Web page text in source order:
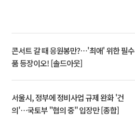
콘서트 갈 때 응원봉만?⋯'최애' 위한 필수
품 등장이오! [솔드아웃]
서울시, 정부에 정비사업 규제 완화 '건
의'⋯국토부 "협의 중" 입장만 [종합]